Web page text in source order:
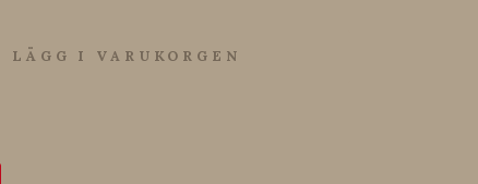
LÄGG I VARUKORGEN